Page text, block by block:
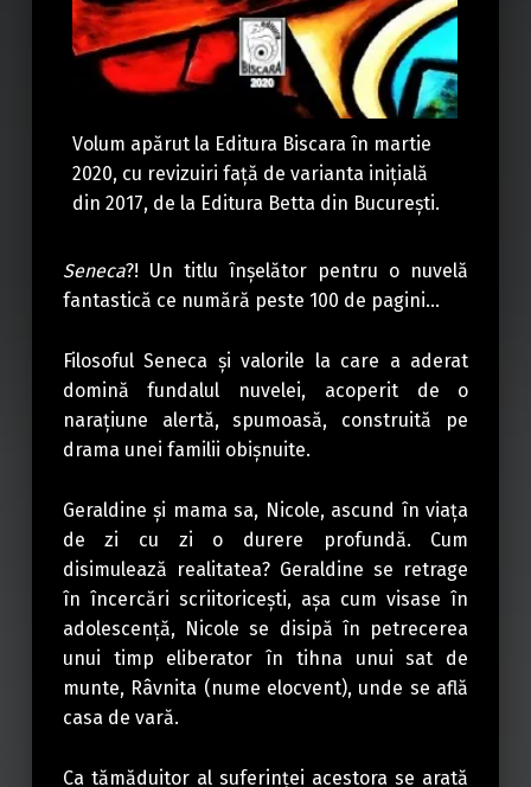
Volum apărut la Editura Biscara în martie
2020, cu revizuiri faţă de varianta iniţială
din 2017, de la Editura Betta din Bucureşti.
Seneca?! Un titlu înşelător pentru o nuvelă
fantastică ce numără peste 100 de pagini…
Filosoful Seneca şi valorile la care a aderat
domină fundalul nuvelei, acoperit de o
naraţiune alertă, spumoasă, construită pe
drama unei familii obişnuite.
Geraldine şi mama sa, Nicole, ascund în viaţa
de zi cu zi o durere profundă. Cum
disimulează realitatea? Geraldine se retrage
în încercări scriitoriceşti, aşa cum visase în
adolescenţă, Nicole se disipă în petrecerea
unui timp eliberator în tihna unui sat de
munte, Râvnita (nume elocvent), unde se află
casa de vară.
Ca tămăduitor al suferinţei acestora se arată